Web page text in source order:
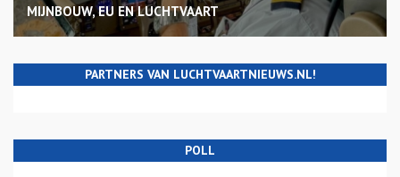
MIJNBOUW, EU EN LUCHTVAART
PARTNERS VAN LUCHTVAARTNIEUWS.NL!
POLL